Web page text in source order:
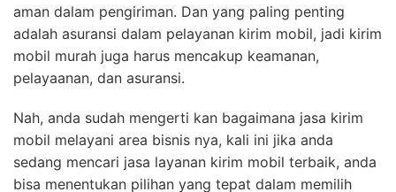
aman dalam pengiriman. Dan yang paling penting
adalah asuransi dalam pelayanan kirim mobil, jadi kirim
mobil murah juga harus mencakup keamanan,
pelayaanan, dan asuransi.
Nah, anda sudah mengerti kan bagaimana jasa kirim
mobil melayani area bisnis nya, kali ini jika anda
sedang mencari jasa layanan kirim mobil terbaik, anda
bisa menentukan pilihan yang tepat dalam memilih